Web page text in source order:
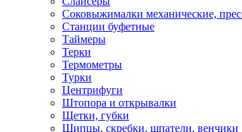
Соковыжималки механические,
Станции буфетные
Таймеры
Терки
Термометры
Турки
Центрифуги
Штопора и открывалки
Щетки, губки
Щипцы, скребки, шпатели, венчики